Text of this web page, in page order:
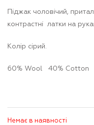
Піджак чоловічий,
контрастні латки на
Колір сірий.
60% Wool 40% Cotton
Немає в наявності